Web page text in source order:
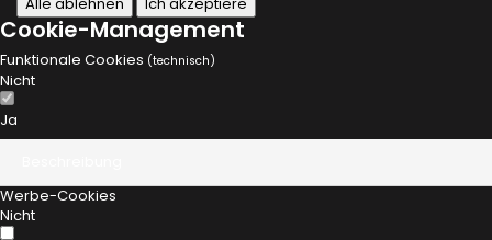
Alle ablehnen
Ich akzeptiere
Cookie-Management
Funktionale Cookies (technisch)
Nicht
Ja
Werbe-Cookies
Nicht